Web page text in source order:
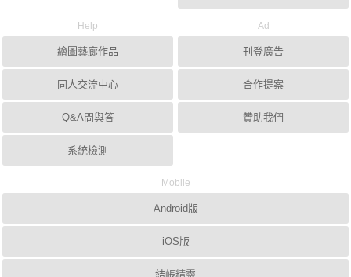
Help
繪圖藝廊作品
同人交流中心
Q&A問與答
系統檢測
Ad
刊登廣告
合作提案
贊助我們
Mobile
Android版
iOS版
結帳精靈